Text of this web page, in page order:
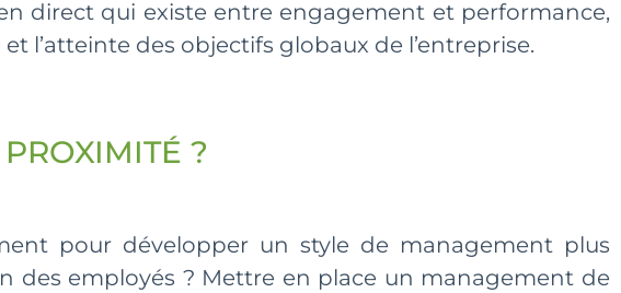
direct qui existe entre engagement et performance,
l’atteinte des objectifs globaux de l’entreprise.
?
pour développer un style de management plus
des employés ? Mettre en place un management de